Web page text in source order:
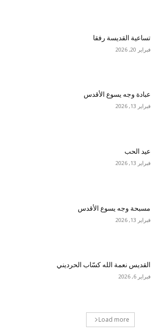
تساعية القديسة رفقا
فبراير 20, 2026
عبادة وجه يسوع الأقدس
فبراير 13, 2026
عيد الحب
فبراير 13, 2026
مسبحة وجه يسوع الأقدس
فبراير 13, 2026
القديس نعمة الله كسّاب الحرديني
فبراير 6, 2026
Load more